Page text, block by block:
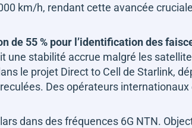
km/h, rendant cette avancée
de 55 % pour l’identification des
une stabilité accrue malgré les
le projet Direct to Cell de Starlink,
Des opérateurs
dans des fréquences 6G NTN.